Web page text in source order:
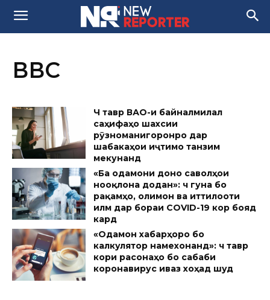
ВВС
Чӣ тавр ВАО-и байналмилалӣ
саҳифаҳо шахсии
рӯзноманигоронро дар
шабакаҳои иҷтимоӣ танзим
мекунанд
«Ба одамони доно саволҳои
нооқӣлона додан»: чӣ гуна бо
рақамҳо, олимон ва иттилооти
илмӣ дар бораи COVID-19 кор бояд
кард
«Одамон хабарҳоро бо
калкулятор намехонанд»: чӣ тавр
кори расонаҳо бо сабаби
коронавирус иваз хоҳад шуд